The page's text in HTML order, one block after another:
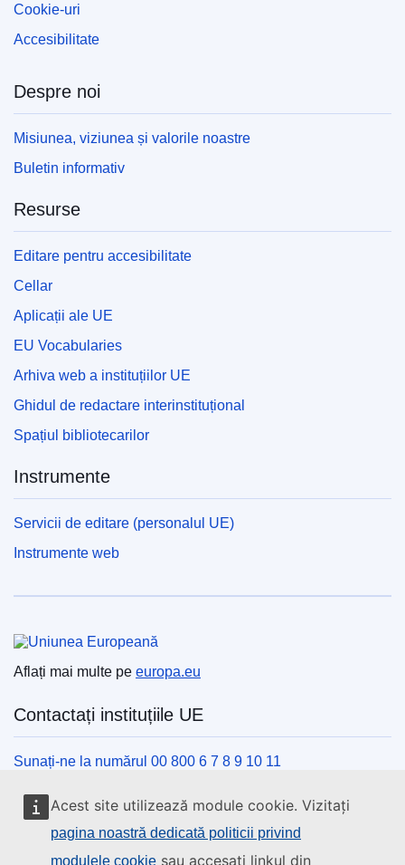
Acest site utilizează module cookie. Vizitați
pagina noastră dedicată politicii privind
modulele cookie sau accesați linkul din
Cookie-uri
Accesibilitate
Despre noi
Misiunea, viziunea și valorile noastre
Buletin informativ
Resurse
Editare pentru accesibilitate
Cellar
Aplicații ale UE
EU Vocabularies
Arhiva web a instituțiilor UE
Ghidul de redactare interinstituțional
Spațiul bibliotecarilor
Instrumente
Servicii de editare (personalul UE)
Instrumente web
Aflați mai multe pe europa.eu
Contactați instituțiile UE
Sunați-ne la numărul 00 800 6 7 8 9 10 11
Utilizați alte opțiuni telefonice
Scrieți-ne completând formularul de contact